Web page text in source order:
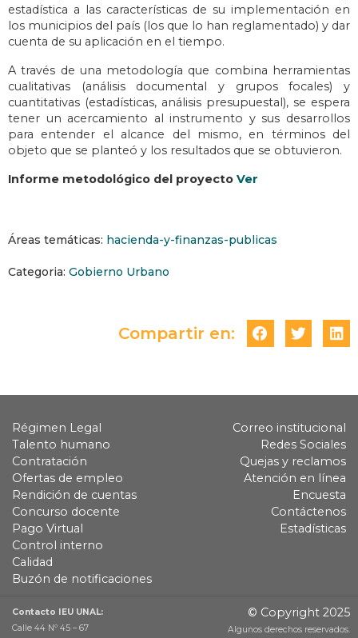
estadística a las características de su implementación en
los municipios del país (los que lo han reglamentado) y dar
cuenta de su aplicación en el tiempo.
A través de una metodología que combina herramientas
cualitativas (análisis documental y grupos focales) y
cuantitativas (estadísticas, análisis presupuestal), se espera
tener un acercamiento al instrumento y sus desarrollos
para entender el alcance del mismo, en términos del
objeto que se planteó y los resultados que se obtuvieron.
Informe metodológico del proyecto Ver
Áreas temáticas: hacienda-y-finanzas-publicas
Categoria: Gobierno Urbano
Compartir en:
Régimen Legal
Talento humano
Contratación
Ofertas de empleo
Rendición de cuentas
Concurso docente
Pago Virtual
Control interno
Calidad
Buzón de notificaciones
Correo institucional
Redes Sociales
Quejas y reclamos
Atención en línea
Encuesta
Contáctenos
Estadísticas
Contacto IEU UNAL:
Calle 44 Nº 45 – 67
© Copyright 2025
Algunos derechos reservados.